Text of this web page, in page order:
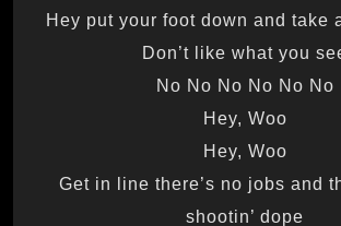
Hey put your foot down and take
Don’t like what you
No No No No No No
Hey, Woo
Hey, Woo
Get in line there’s no jobs and
shootin’ dope